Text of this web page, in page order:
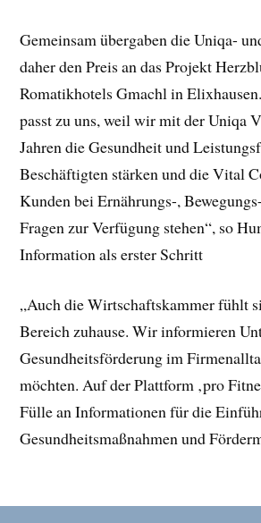
Gemeinsam übergaben die Uniqa-
daher den Preis an das Projekt
Romatikhotels Gmachl in
passt zu uns, weil wir mit der Uniqa
Jahren die Gesundheit und
Beschäftigten stärken und die Vital
Kunden bei Ernährungs-,
Fragen zur Verfügung stehen“, so
Information als erster Schritt
„Auch die Wirtschaftskammer fühlt
Bereich zuhause. Wir informieren
Gesundheitsförderung im
möchten. Auf der Plattform ‚pro
Fülle an Informationen für die
Gesundheitsmaßnahmen und